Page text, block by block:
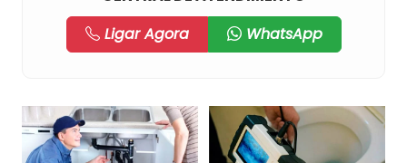
Ligar Agora
WhatsApp